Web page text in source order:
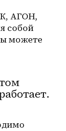
АГОН,
собой
можете